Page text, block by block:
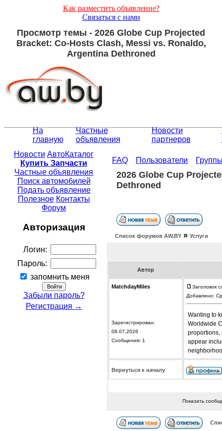
Как разместить объявление?
Связаться с нами
Просмотр темы - 2026 Globe Cup Projected
Bracket: Co-Hosts Clash, Messi vs. Ronaldo,
Argentina Dethroned
На
главную
Частные
объявления
Новости
партнеров
Новости АвтоКаталог
Купить Запчасти
Частные объявления
Поиск автомобилей
Подать объявление
Полезное Контакты
Форум
Авторизация
Логин:
Пароль:
запомнить меня
Забыли пароль?
Регистрация →
FAQ Пользователи
2026 Globe Cup
Dethroned
Список форумов АW.BY » Услуги
Автор
MatchdayMiles
Зарегистрирован:
08.07.2026
Сообщения: 1
Заголовок
Добавлено:
Wanting to
Worldwide
proportions,
appear
Вернуться к началу
Показать